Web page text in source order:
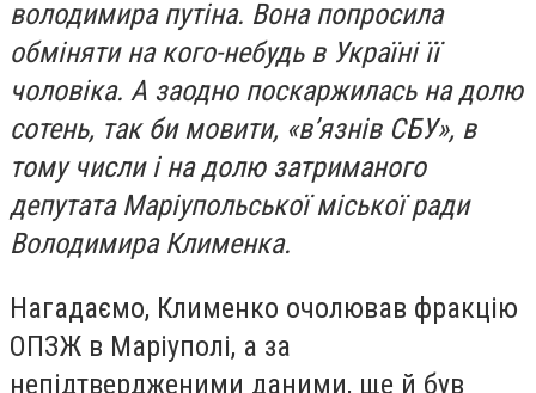
володимира путіна. Вона попросила
обміняти на кого-небудь в Україні її
чоловіка. А заодно поскаржилась на долю
сотень, так би мовити, «в’язнів СБУ», в
тому числи і на долю затриманого
депутата Маріупольської міської ради
Володимира Клименка.
Нагадаємо, Клименко очолював фракцію
ОПЗЖ в Маріуполі, а за
непідтвердженими даними, ще й був